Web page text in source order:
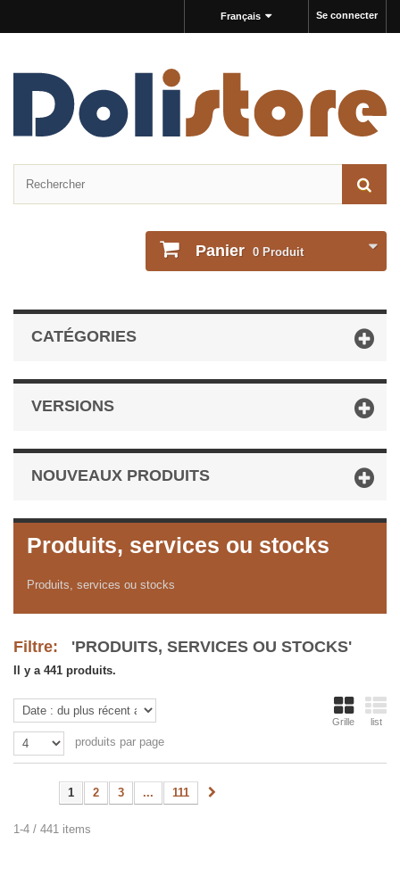
Se connecter
Français
Panier 0 Produit
CATÉGORIES
VERSIONS
NOUVEAUX PRODUITS
Produits, services ou stocks
Produits, services ou stocks
Filtre: 'PRODUITS, SERVICES OU STOCKS'
Il y a 441 produits.
Grille list
produits par page
1 2 3 ... 111
1-4 / 441 items